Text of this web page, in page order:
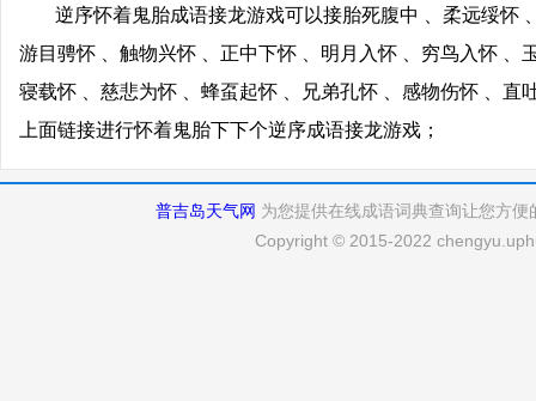
逆序怀着鬼胎成语接龙游戏可以接胎死腹中 、柔远绥怀
游目骋怀 、触物兴怀 、正中下怀 、明月入怀 、穷鸟入怀 、
寝载怀 、慈悲为怀 、蜂虿起怀 、兄弟孔怀 、感物伤怀 、直
上面链接进行怀着鬼胎下下个逆序成语接龙游戏；
普吉岛天气网 为您提供在线成语词典查询让您方
Copyright © 2015-2022